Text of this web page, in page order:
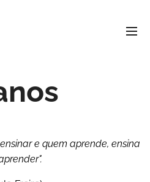
e quem aprende, ensina